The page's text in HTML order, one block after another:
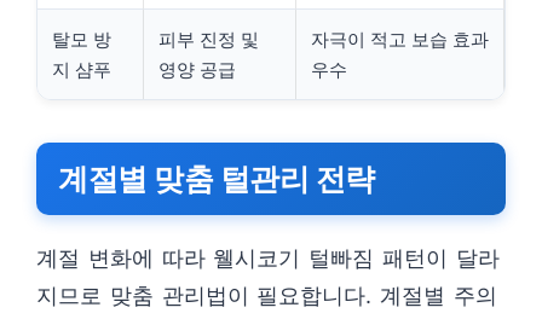
탈모 방
지 샴푸
피부 진정 및
영양 공급
자극이 적고 보습 효과
우수
계절별 맞춤 털관리 전략
계절 변화에 따라 웰시코기 털빠짐 패턴이 달라
지므로 맞춤 관리법이 필요합니다. 계절별 주의